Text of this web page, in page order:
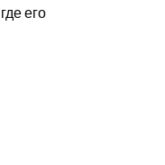
его